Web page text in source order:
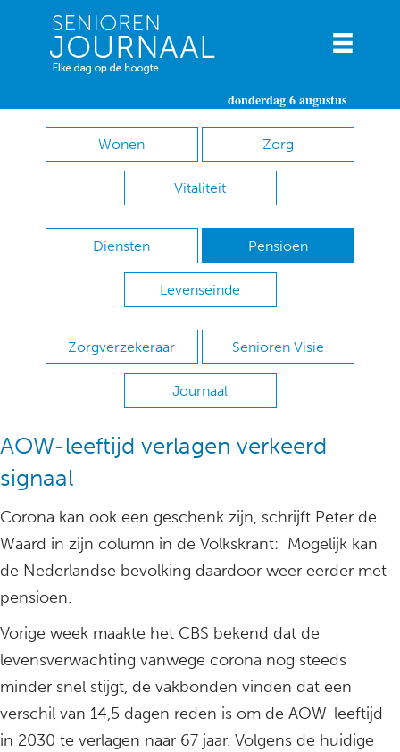
donderdag 6 augustus
Wonen Zorg
Vitaliteit
Diensten Pensioen
Levenseinde
Zorgverzekeraar Senioren Visie
Journaal
AOW-leeftijd verlagen verkeerd
signaal
Corona kan ook een geschenk zijn, schrijft Peter de
Waard in zijn column in de Volkskrant: Mogelijk kan
de Nederlandse bevolking daardoor weer eerder met
pensioen.
Vorige week maakte het CBS bekend dat de
levensverwachting vanwege corona nog steeds
minder snel stijgt, de vakbonden vinden dat een
verschil van 14,5 dagen reden is om de AOW-leeftijd
in 2030 te verlagen naar 67 jaar. Volgens de huidige